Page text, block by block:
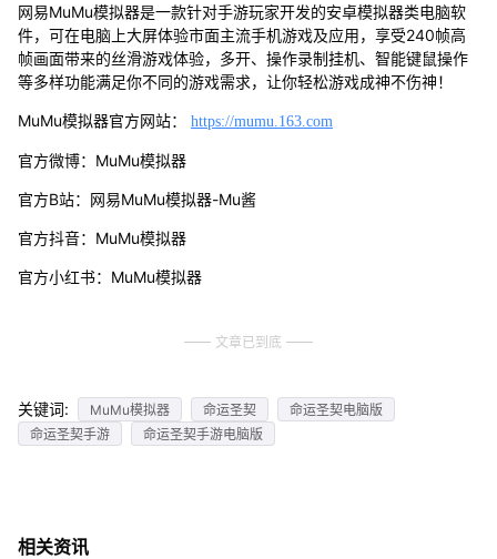
网易MuMu模拟器是一款针对手游玩家开发的安卓模拟器类电脑软
件，可在电脑上大屏体验市面主流手机游戏及应用，享受240帧高
帧画面带来的丝滑游戏体验，多开、操作录制挂机、智能键鼠操作
等多样功能满足你不同的游戏需求，让你轻松游戏成神不伤神！
MuMu模拟器官方网站： https://mumu.163.com
官方微博：MuMu模拟器
官方B站：网易MuMu模拟器-Mu酱
官方抖音：MuMu模拟器
官方小红书：MuMu模拟器
文章已到底
关键词: MuMu模拟器 命运圣契
命运圣契电脑版
命运圣契手游
命运圣契手游电脑版
相关资讯